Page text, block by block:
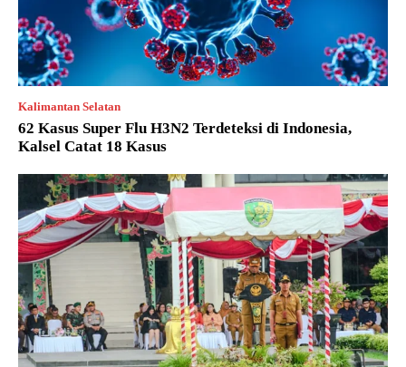
Kalimantan Selatan
62 Kasus Super Flu H3N2 Terdeteksi di Indonesia,
Kalsel Catat 18 Kasus